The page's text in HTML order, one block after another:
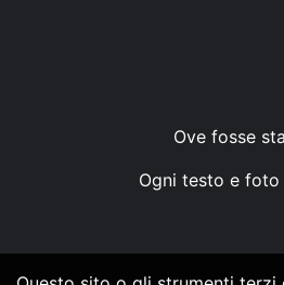
Ove fosse
Ogni testo e